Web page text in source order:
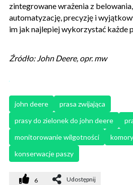
zintegrowane wrażenia z
automatyzację, precyzję i
im jak najlepiej wykorzystać każde
Źródło: John Deere, opr. mw
john deere
prasa zwijająca
prasy do zielonek do john deere
monitorowanie wilgotności
konserwacje paszy
6 Udostępnij